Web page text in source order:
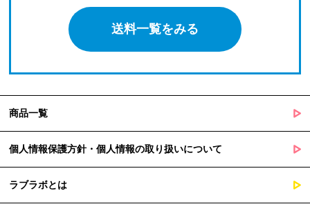
送料一覧をみる
商品一覧
個人情報保護方針・個人情報の取り扱いについて
ラブラボとは